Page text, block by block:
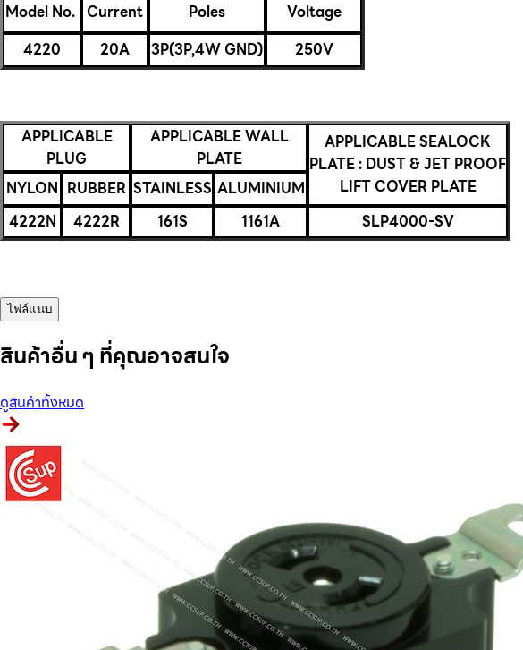
Model No. Current Poles
Voltage
4220
20A 3P(3P,4W GND) 250V
APPLICABLE
PLUG
APPLICABLE WALL
PLATE
APPLICABLE SEALOCK
PLATE : DUST & JET PROOF
LIFT COVER PLATE
NYLON RUBBER STAINLESS ALUMINIUM
4222N
4222R 161S 1161A SLP4000-SV
ไฟล์แนบ
สินค้าอื่น ๆ ที่คุณอาจสนใจ
ดูสินค้าทั้งหมด